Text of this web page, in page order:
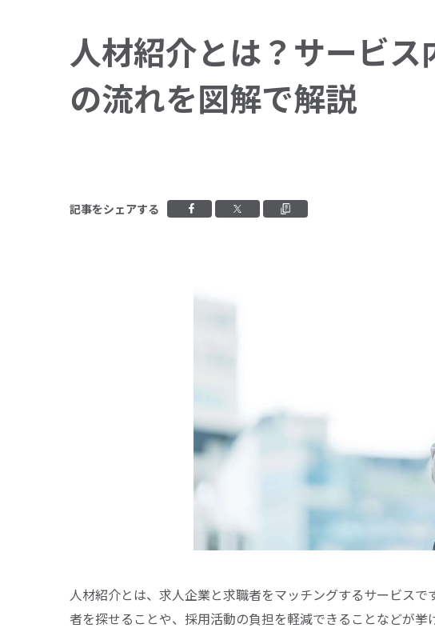
人材紹介とは？サービ
の流れを図解で解説
記事をシェアする Facebookでシェアする
Xでシェアする
人材紹介とは、求人企業と求職者をマッチングするサービス
者を探せることや、採用活動の負担を軽減できることなどが挙